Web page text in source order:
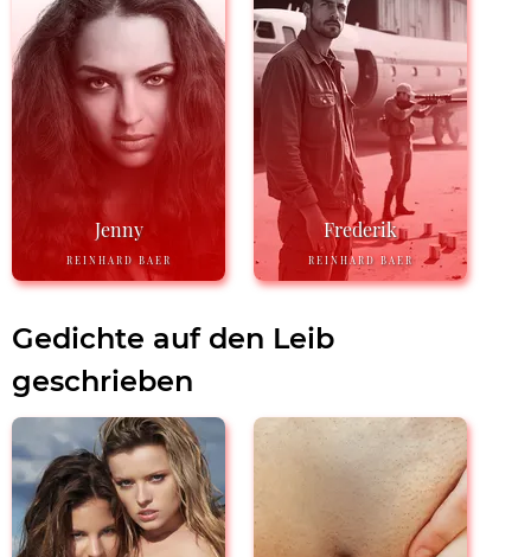
Jenny
REINHARD BAER
Frederik
REINHARD BAER
Gedichte auf den Leib
geschrieben